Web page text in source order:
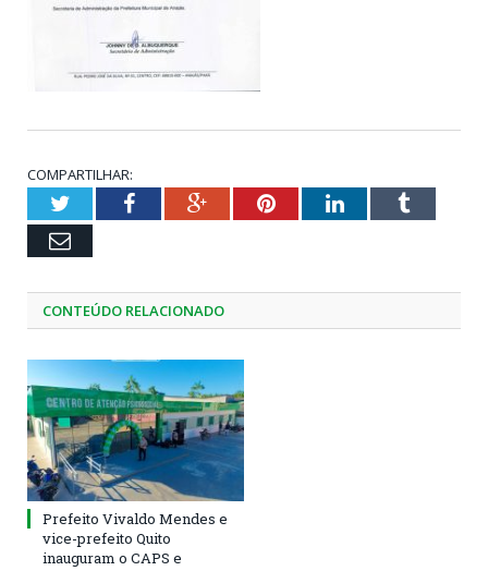
COMPARTILHAR:
TwitterFacebookGoogle+PinterestLinkedInTumblr
Email
CONTEÚDO RELACIONADO
Prefeito Vivaldo Mendes e
vice-prefeito Quito
inauguram o CAPS e